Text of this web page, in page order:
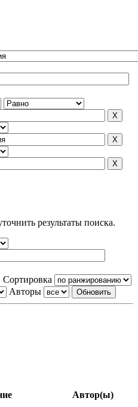
результаты поиска.
Сортировка
Авторы
Автор(ы)